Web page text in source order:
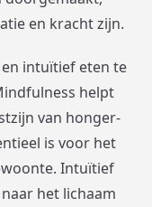
en kracht zijn.
intuïtief eten te
helpt
van honger-
is voor het
Intuïtief
het lichaam